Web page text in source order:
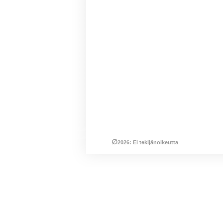
∅2026: Ei tekijänoikeutta